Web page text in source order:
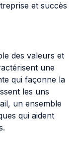
et succès
des valeurs et
une
qui façonne la
les uns
un ensemble
qui aident